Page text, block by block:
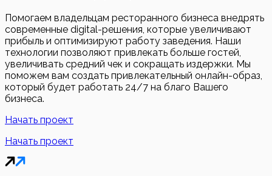
Помогаем владельцам ресторанного бизнеса внедрять
современные digital-решения, которые увеличивают
прибыль и оптимизируют работу заведения. Наши
технологии позволяют привлекать больше гостей,
увеличивать средний чек и сокращать издержки. Мы
поможем вам создать привлекательный онлайн-образ,
который будет работать 24/7 на благо Вашего
бизнеса.
Начать проект
Начать проект